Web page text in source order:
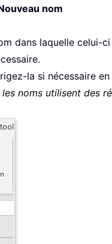
nom
dans laquelle celui-
la si nécessaire
noms utilisent des